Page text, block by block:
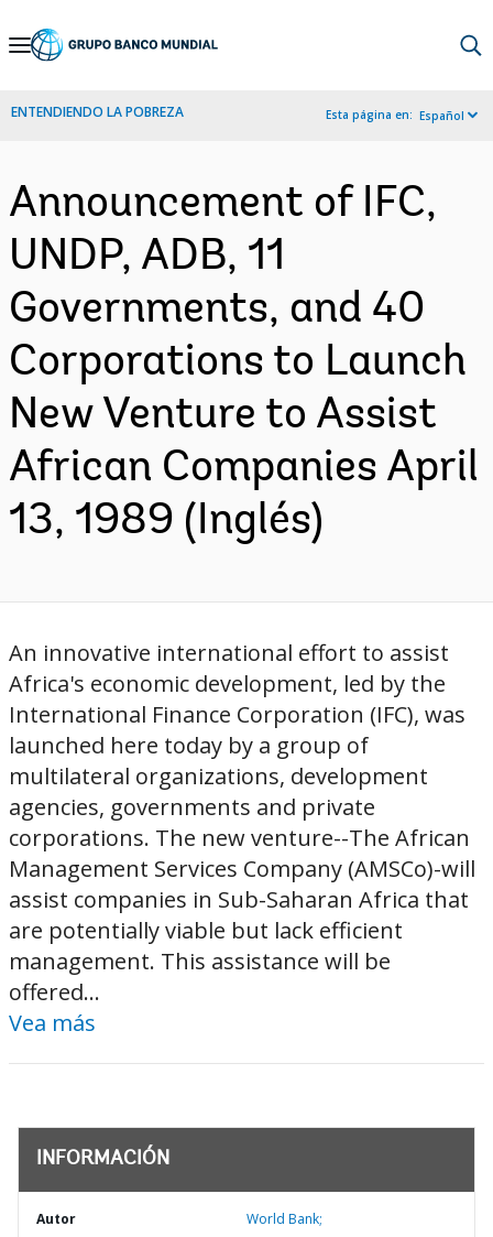
Skip
Navigation
ENTENDIENDO LA POBREZA Esta página en: Español
Announcement of IFC,
UNDP, ADB, 11
Governments, and 40
Corporations to Launch
New Venture to Assist
African Companies April
13, 1989 (Inglés)
An innovative international effort to assist
Africa's economic development, led by the
International Finance Corporation (IFC), was
launched here today by a group of
multilateral organizations, development
agencies, governments and private
corporations. The new venture--The African
Management Services Company (AMSCo)-­will
assist companies in Sub-Saharan Africa that
are potentially viable but lack efficient
management. This assistance will be
offered...
Vea más
INFORMACIÓN
Autor World Bank;